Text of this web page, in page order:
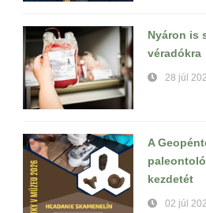
Nyáron is
véradókra
28 júl
A
kezdetét
02 júl